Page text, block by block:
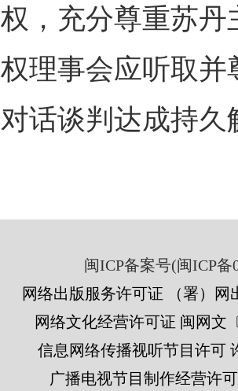
，充分尊重苏
理事会应听取
话谈判达成持久
闽ICP备案号(闽ICP备
网络出版服务许可证 （署）网
网络文化经营许可证 闽网文
信息网络传播视听节目许可
广播电视节目制作经营许